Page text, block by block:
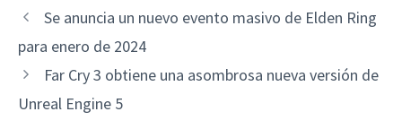
Se anuncia un nuevo evento masivo de Elden Ring
para enero de 2024
Far Cry 3 obtiene una asombrosa nueva versión de
Unreal Engine 5